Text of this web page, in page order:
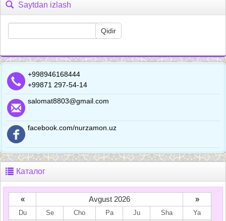
Saytdan izlash
+998946168444
+99871 297-54-14
salomat8803@gmail.com
facebook.com/nurzamon.uz
Каталог
« Avgust 2026 »
Du Se Cho Pa Ju Sha Ya